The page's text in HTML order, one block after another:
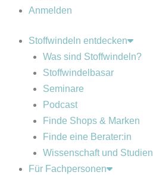
Anmelden
Stoffwindeln entdecken
Was sind Stoffwindeln?
Stoffwindelbasar
Seminare
Podcast
Finde Shops & Marken
Finde eine Berater:in
Wissenschaft und Studien
Für Fachpersonen